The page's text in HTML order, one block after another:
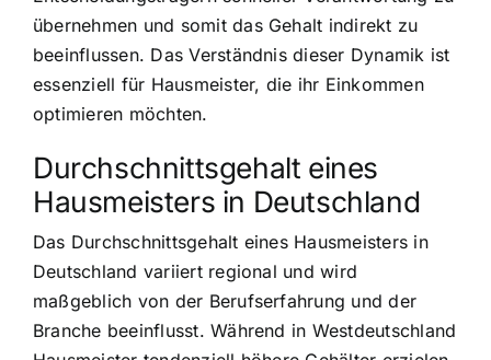
übernehmen und somit das Gehalt indirekt zu
beeinflussen. Das Verständnis dieser Dynamik ist
essenziell für Hausmeister, die ihr Einkommen
optimieren möchten.
Durchschnittsgehalt eines
Hausmeisters in Deutschland
Das Durchschnittsgehalt eines Hausmeisters in
Deutschland variiert regional und wird
maßgeblich von der Berufserfahrung und der
Branche beeinflusst. Während in Westdeutschland